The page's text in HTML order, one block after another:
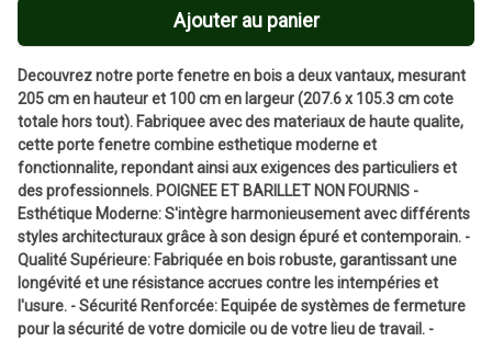
Ajouter au panier
Decouvrez notre porte fenetre en bois a deux vantaux, mesurant
205 cm en hauteur et 100 cm en largeur (207.6 x 105.3 cm cote
totale hors tout). Fabriquee avec des materiaux de haute qualite,
cette porte fenetre combine esthetique moderne et
fonctionnalite, repondant ainsi aux exigences des particuliers et
des professionnels. POIGNEE ET BARILLET NON FOURNIS -
Esthétique Moderne: S'intègre harmonieusement avec différents
styles architecturaux grâce à son design épuré et contemporain. -
Qualité Supérieure: Fabriquée en bois robuste, garantissant une
longévité et une résistance accrues contre les intempéries et
l'usure. - Sécurité Renforcée: Equipée de systèmes de fermeture
pour la sécurité de votre domicile ou de votre lieu de travail. -